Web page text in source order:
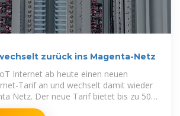
zurück ins Magenta-Netz
Internet ab heute einen neuen
Tarif an und wechselt damit wieder
Netz. Der neue Tarif bietet bis zu 50